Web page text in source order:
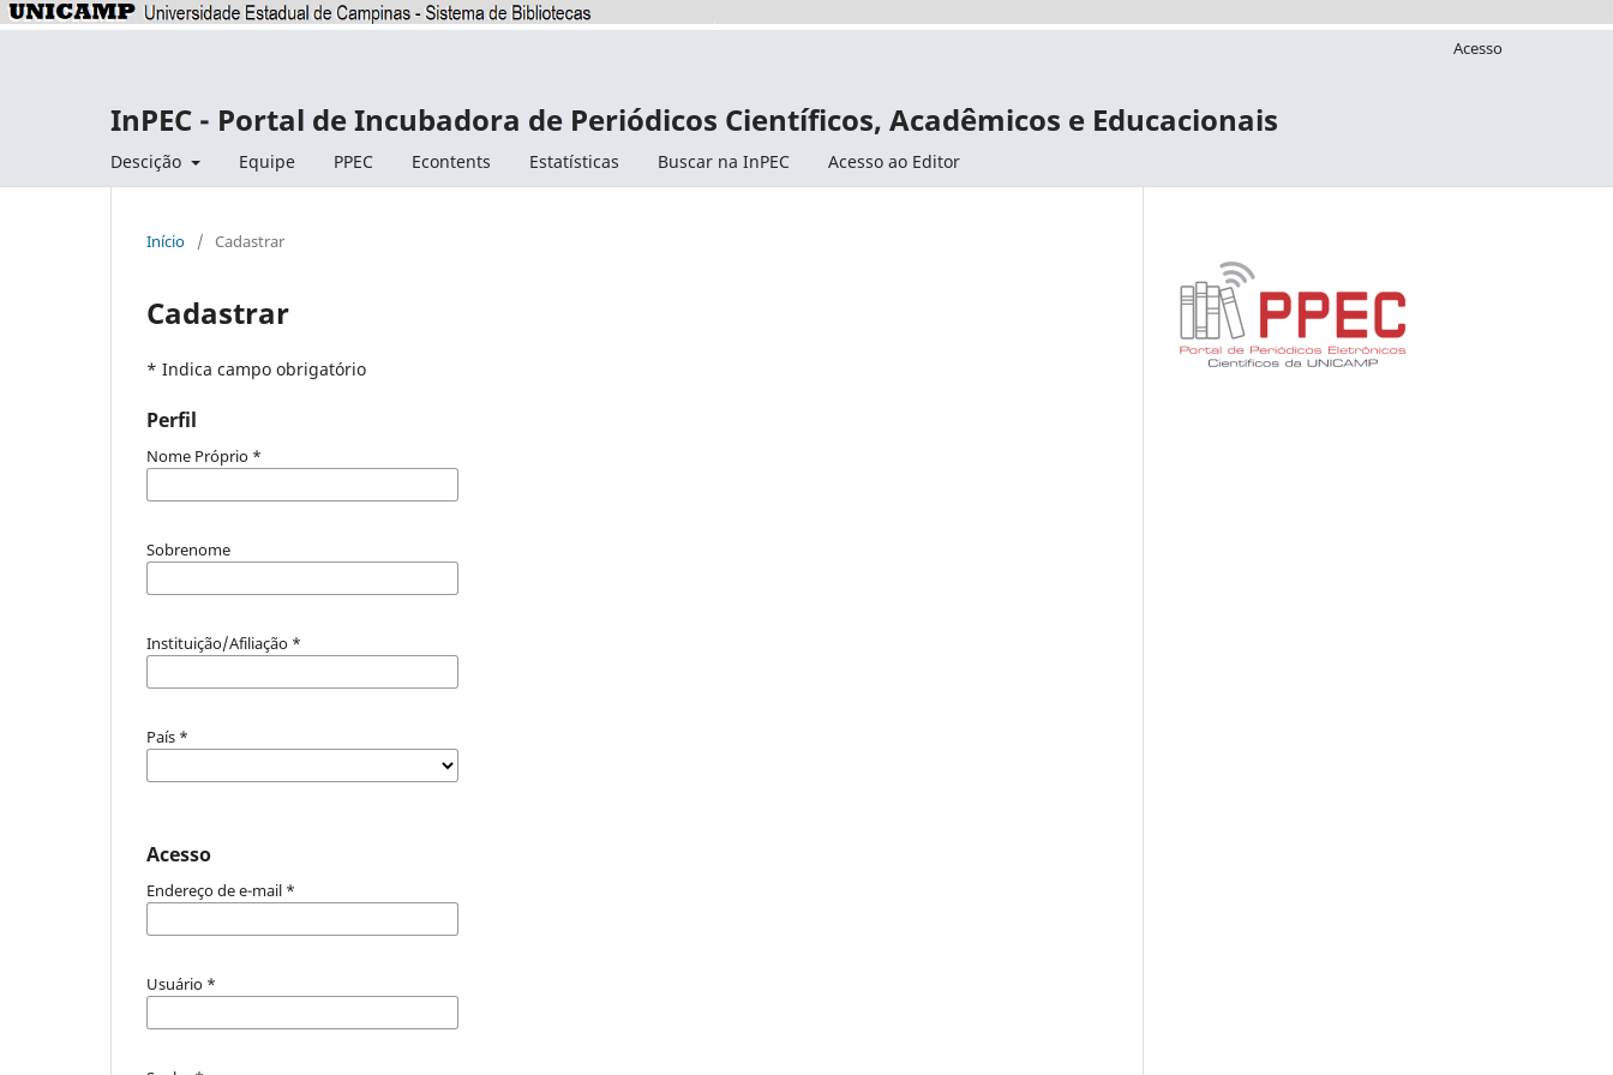
InPEC - Portal de Incubadora de Periódicos Científicos, Acadêmicos e Educacionais
Descição Equipe PPEC Econtents Estatísticas Buscar na InPEC Acesso ao Editor
Acesso
Início / Cadastrar
Cadastrar
* Indica campo obrigatório
Perfil
Nome Próprio *
Sobrenome
Instituição/Afiliação *
País *
Acesso
Endereço de e-mail *
Usuário *